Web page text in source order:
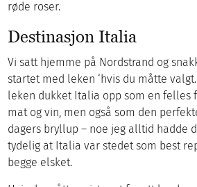
røde roser.
Destinasjon Italia
Vi satt hjemme på Nordstrand og
startet med leken ‘hvis du måtte
leken dukket Italia opp som en felles
mat og vin, men også som den
dagers bryllup – noe jeg alltid hadde
tydelig at Italia var stedet som best
begge elsket.